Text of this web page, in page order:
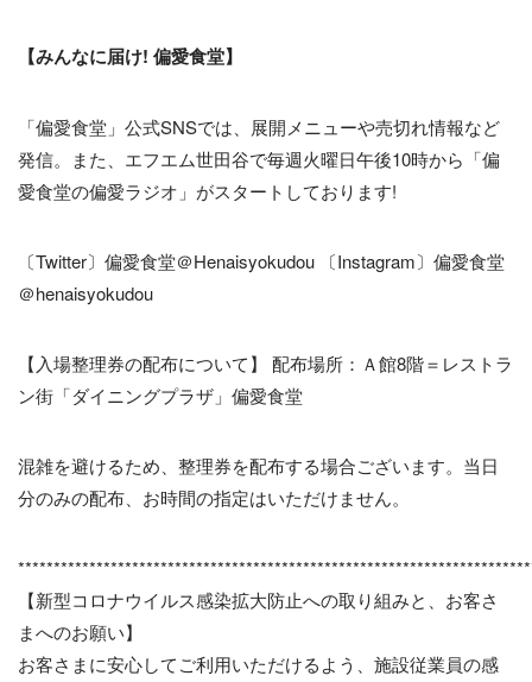
【みんなに届け! 偏愛食堂】
「偏愛食堂」公式SNSでは、展開メニューや売切れ情報など
発信。また、エフエム世田谷で毎週火曜日午後10時から「偏
愛食堂の偏愛ラジオ」がスタートしております!
〔Twitter〕偏愛食堂＠Henaisyokudou 〔Instagram〕偏愛食堂
＠henaisyokudou
【入場整理券の配布について】 配布場所：Ａ館8階＝レストラ
ン街「ダイニングプラザ」偏愛食堂
混雑を避けるため、整理券を配布する場合ございます。当日
分のみの配布、お時間の指定はいただけません。
【新型コロナウイルス感染拡大防止への取り組みと、お客さ
まへのお願い】
お客さまに安心してご利用いただけるよう、施設従業員の感